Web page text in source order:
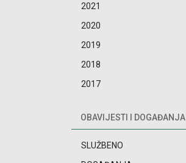
2021
2020
2019
2018
2017
OBAVIJESTI I DOGAĐANJA
SLUŽBENO